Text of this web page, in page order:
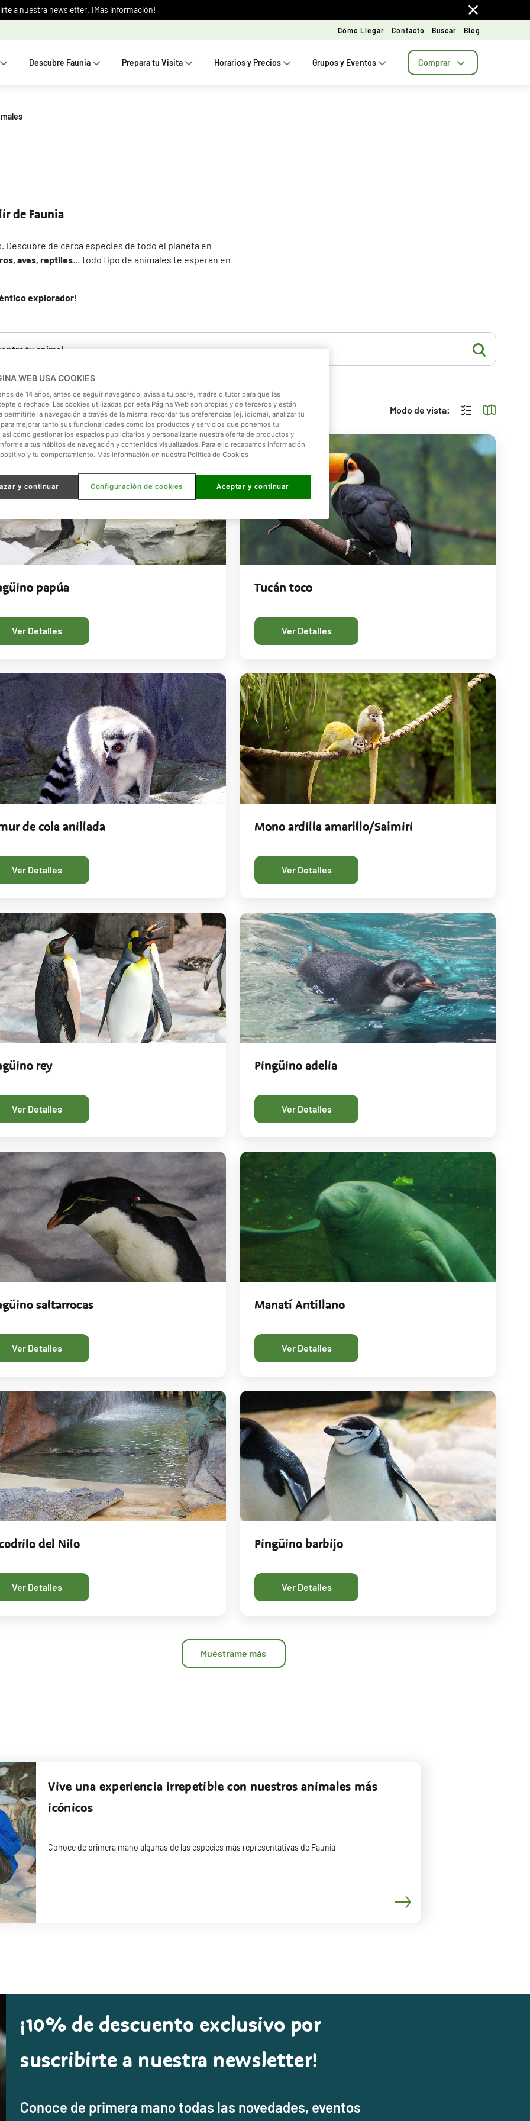
a nuestra newsletter. ¡Más información!
Cómo Llegar Contacto Buscar Blog
Descubre Faunia Prepara tu Visita Horarios y Precios Grupos y Eventos Comprar
de Faunia
Descubre de cerca especies de todo el planeta en
aves, reptiles… todo tipo de animales te esperan en
explorador!
Modo de vista:
papúa
Ver Detalles
Tucán toco
Ver Detalles
de cola anillada
Ver Detalles
Mono ardilla amarillo/Saimiri
Ver Detalles
rey
Ver Detalles
Pingüino adelia
Ver Detalles
saltarrocas
Ver Detalles
Manatí Antillano
Ver Detalles
del Nilo
Ver Detalles
Pingüino barbijo
Ver Detalles
Muéstrame más
Vive una experiencia irrepetible con nuestros animales más
icónicos
Conoce de primera mano algunas de las especies más representativas de Faunia
¡10% de descuento exclusivo por
suscribirte a nuestra newsletter!
Conoce de primera mano todas las novedades, eventos
WEB USA COOKIES
de 14 años, antes de seguir navegando, avisa a tu padre, madre o tutor para que las
o rechace. Las cookies utilizadas por esta Página Web son propias y de terceros y están
permitirte la navegación a través de la misma, recordar tus preferencias (ej. idioma), analizar tu
mejorar tanto sus funcionalidades como los productos y servicios que ponemos tu
como gestionar los espacios publicitarios y personalizarte nuestra oferta de productos y
a tus hábitos de navegación y contenidos visualizados. Para ello recabamos información
y tu comportamiento. Más información en nuestra Política de Cookies
y continuar Aceptar y continuar
Configuración de cookies